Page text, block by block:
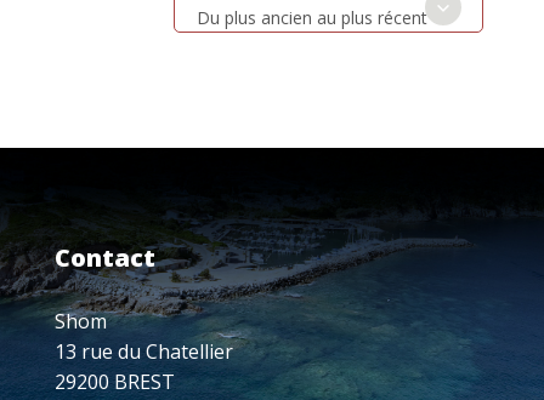
Du plus ancien au plus récent
Contact
Shom
13 rue du Chatellier
29200 BREST